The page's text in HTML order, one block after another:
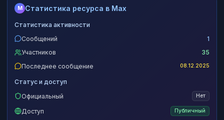
M Статистика ресурса в Max
Статистика активности
Сообщений
1
Участников
35
Последнее сообщение
08.12.2025
Статус и доступ
Официальный
Нет
Доступ Публичный